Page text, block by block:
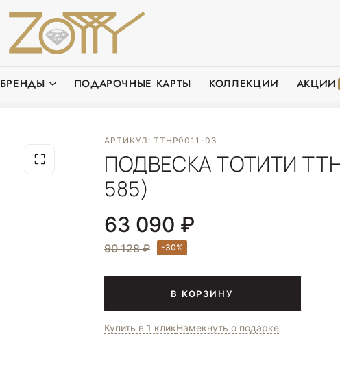
БРЕНДЫ ПОДАРОЧНЫЕ КАРТЫ КОЛЛЕКЦИИ АКЦИИ
АРТИКУЛ: TTHP0011-03
ПОДВЕСКА ТОТИТИ
585)
63 090 ₽
90 128 ₽
В КОРЗИНУ
Купить в 1 кликНамекнуть о подарке